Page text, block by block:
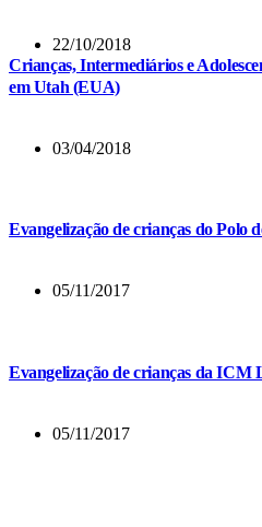
22/10/2018
Crianças, Intermediários e
em Utah (EUA)
03/04/2018
Evangelização de crianças do Polo
05/11/2017
Evangelização de crianças da ICM
05/11/2017